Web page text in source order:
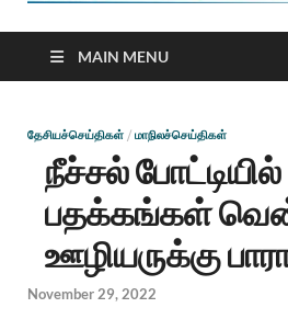
MAIN MENU
தேசியச்செய்திகள் / மாநிலச்செய்திகள்
நீச்சல் போட்டியில்
பதக்கங்கள்
ஊழியருக்கு
November 29, 2022